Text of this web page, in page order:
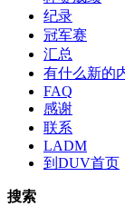
纪录
冠军赛
汇总
有什么新的
FAQ
感谢
联系
LADM
到DUV首页
搜索